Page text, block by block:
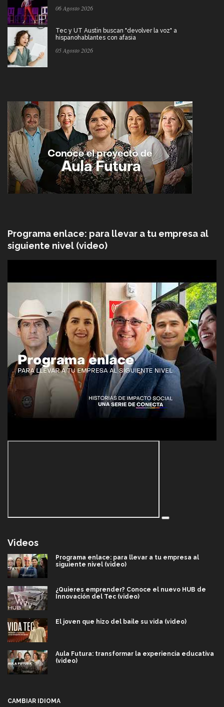
06 Agosto 2026
Tec y UT Austin buscan "devolver la voz" a
hispanohablantes con afasia
05 Agosto 2026
Programa enlace: para llevar a tu empresa al
siguiente nivel (video)
Videos
Programa enlace: para llevar a tu empresa al
siguiente nivel (video)
¿Quieres emprender? Conoce el nuevo HUB de
Innovación del Tec (video)
El joven que hizo del baile su vida (video)
Aula Futura: transformar la experiencia educativa
(video)
CAMBIAR IDIOMA